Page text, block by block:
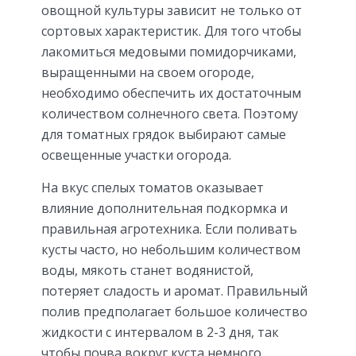
овощной культуры зависит не только от
сортовых характеристик. Для того чтобы
лакомиться медовыми помидорчиками,
выращенными на своем огороде,
необходимо обеспечить их достаточным
количеством солнечного света. Поэтому
для томатных грядок выбирают самые
освещенные участки огорода.
На вкус спелых томатов оказывает
влияние дополнительная подкормка и
правильная агротехника. Если поливать
кусты часто, но небольшим количеством
воды, мякоть станет водянистой,
потеряет сладость и аромат. Правильный
полив предполагает большое количество
жидкости с интервалом в 2-3 дня, так